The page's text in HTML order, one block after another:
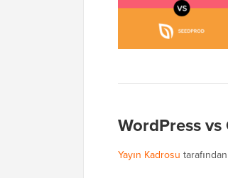
WordPress
Yayın Kadrosu